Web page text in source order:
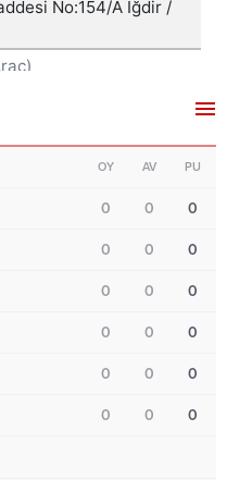
OY AV PU
0 0 0
0 0 0
0 0 0
0 0 0
0 0 0
0 0 0